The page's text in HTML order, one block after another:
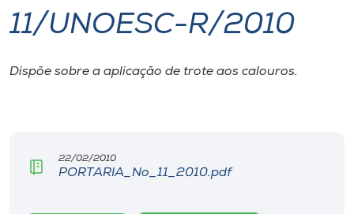
I.nova
Diplomados
CPA
11/UNOESC-R/2010
Dispõe sobre a aplicação de trote aos calouros.
22/02/2010
PORTARIA_No_11_2010.pdf